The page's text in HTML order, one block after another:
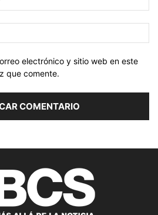
electrónico y sitio web en este
que comente.